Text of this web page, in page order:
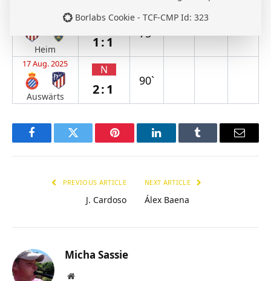
23 Aug. 2025
Heim
U
1:1
75`
17 Aug. 2025
Auswärts
N
2:1
90`
FacebookTwitter Pinterest LinkedInTumblr Email
PREVIOUS ARTICLE
J. Cardoso
NEXT ARTICLE
Álex Baena
Micha Sassie
Website
Borlabs Cookie - TCF-CMP Id: 323